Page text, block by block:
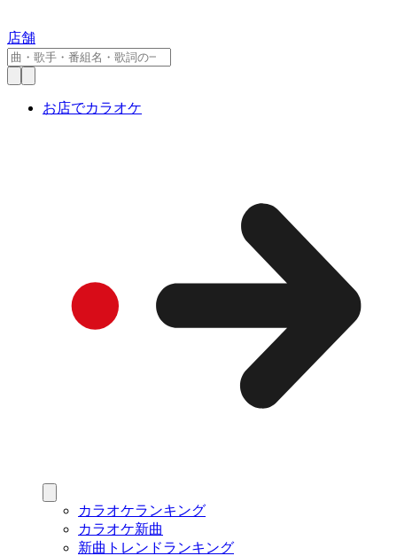
店舗
お店でカラオケ
カラオケランキング
カラオケ新曲
新曲トレンドランキング